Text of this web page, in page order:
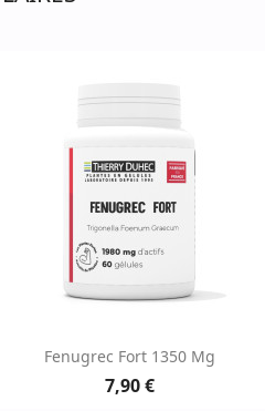
Aperçu rapide
Fenugrec Fort 1350 Mg
7,90 €